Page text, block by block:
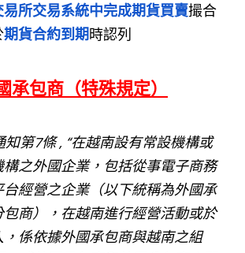
所交易系統中完成期貨買賣撮合
期貨合約到期時認列
承包商（特殊規定）
知第7條 , “在越南設有常設機構或
構之外國企業，包括從事電子商務
台經營之企業（以下統稱為外國承
包商），在越南進行經營活動或於
，係依據外國承包商與越南之組